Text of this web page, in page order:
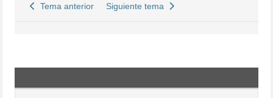
Tema anterior Siguiente tema